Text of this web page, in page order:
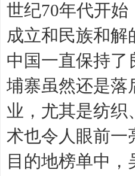
世纪70年代开
成立和民族和
中国一直保持了
埔寨虽然还是落
业，尤其是纺织
术也令人眼前一
目的地榜单中